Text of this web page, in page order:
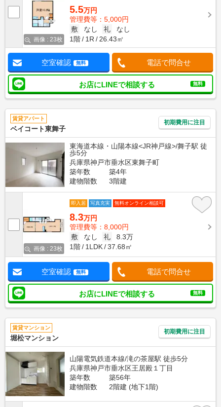
画像 : 23枚
5.5万円
管理費等：5,000円
敷
なし 礼
なし
1階
1R 26.43㎡
空室確認 無料 電話で問合せ
お店にLINEで相談する 無料
賃貸アパート
ベイコート東舞子
初期費用に注目
東海道本線・山陽本線<JR神戸線>/舞子駅 徒
歩5分
兵庫県神戸市垂水区東舞子町
築年数
築4年
建物階数
3階建
画像 : 23枚
即入居 写真充実 無料オンライン相談可
8.3万円
管理費等：8,000円
敷
なし 礼
8.3万
1階
1LDK 37.68㎡
空室確認 無料 電話で問合せ
お店にLINEで相談する 無料
賃貸マンション
堀松マンション
初期費用に注目
山陽電気鉄道本線/滝の茶屋駅 徒歩5分
兵庫県神戸市垂水区王居殿１丁目
築年数
築56年
建物階数
2階建 (地下1階)